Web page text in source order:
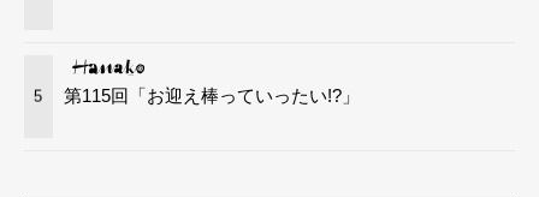
5 第115回「お迎え棒っていったい!?」